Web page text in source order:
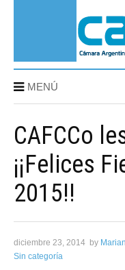
MENÚ
CAFCCo
¡¡Felices
2015!!
diciembre 23, 2014 by
Sin categoría